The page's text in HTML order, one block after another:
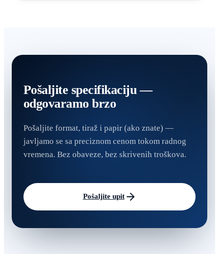
Pošaljite specifikaciju —
odgovaramo brzo
Pošaljite format, tiraž i papir (ako znate) —
javljamo se sa preciznom cenom tokom radnog
vremena. Bez obaveze, bez skrivenih troškova.
Pošaljite upit